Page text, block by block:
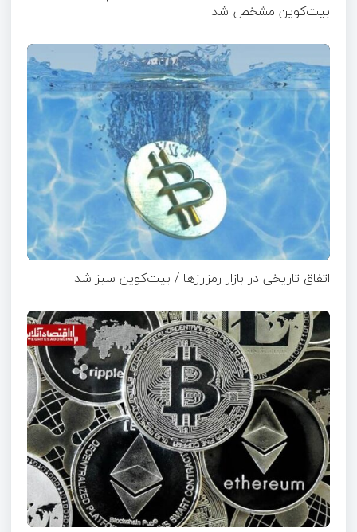
بیت‌کوین مشخص شد
اتفاق تاریخی در بازار رمزارزها / بیت‌کوین سبز شد